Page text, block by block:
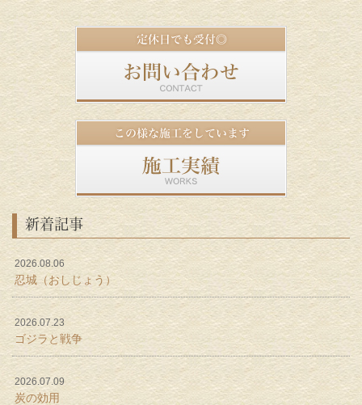
新着記事
2026.08.06
忍城（おしじょう）
2026.07.23
ゴジラと戦争
2026.07.09
炭の効用